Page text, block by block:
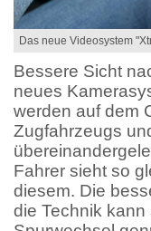
Das neue Videosystem
Bessere Sicht
neues
werden auf dem
Zugfahrzeugs
Fahrer sieht so
diesem. Die
die Technik